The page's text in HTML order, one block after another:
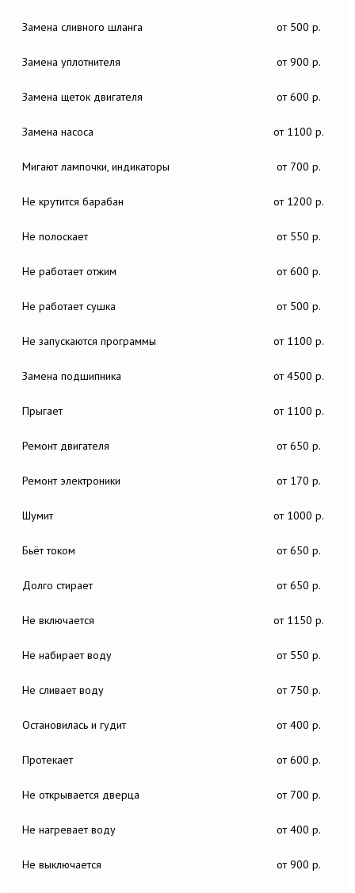
Замена сливного шланга от 500 р.
Замена уплотнителя от 900 р.
Замена щеток двигателя от 600 р.
Замена насоса от 1100 р.
Мигают лампочки, индикаторы от 700 р.
Не крутится барабан от 1200 р.
Не полоскает от 550 р.
Не работает отжим от 600 р.
Не работает сушка от 500 р.
Не запускаются программы от 1100 р.
Замена подшипника от 4500 р.
Прыгает от 1100 р.
Ремонт двигателя от 650 р.
Ремонт электроники от 170 р.
Шумит от 1000 р.
Бьёт током от 650 р.
Долго стирает от 650 р.
Не включается от 1150 р.
Не набирает воду от 550 р.
Не сливает воду от 750 р.
Остановилась и гудит от 400 р.
Протекает от 600 р.
Не открывается дверца от 700 р.
Не нагревает воду от 400 р.
Не выключается от 900 р.